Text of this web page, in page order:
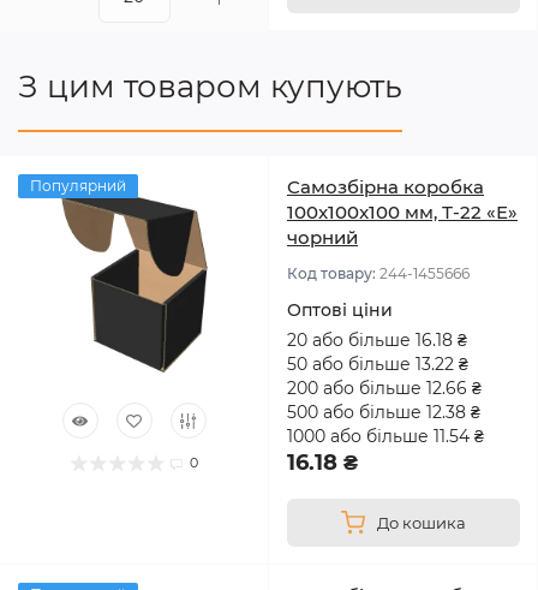
З цим товаром купують
Популярний
0
Самозбірна коробка
100x100x100 мм, Т-22 «Е»
чорний
Код товару: 244-1455666
Оптові ціни
20 або більше 16.18 ₴
50 або більше 13.22 ₴
200 або більше 12.66 ₴
500 або більше 12.38 ₴
1000 або більше 11.54 ₴
16.18 ₴
До кошика